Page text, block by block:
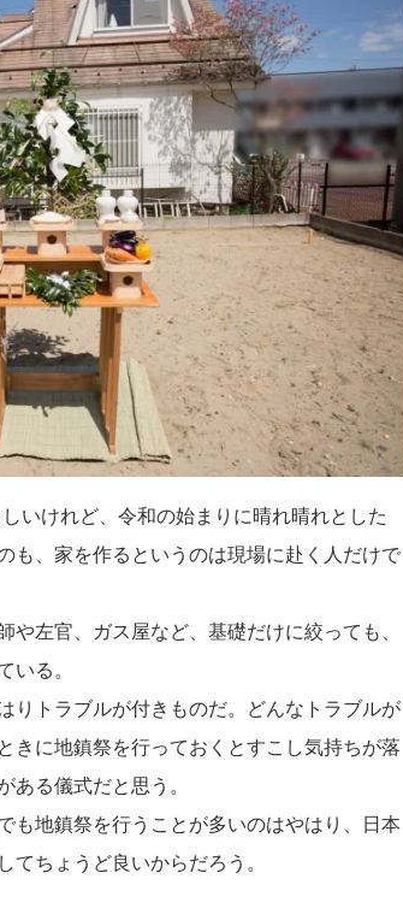
いけれど、令和の始まりに晴れ晴れとした
も、家を作るというのは現場に赴く人だけで
左官、ガス屋など、基礎だけに絞っても、
いる。
りトラブルが付きものだ。どんなトラブルが
きに地鎮祭を行っておくとすこし気持ちが落
る儀式だと思う。
も地鎮祭を行うことが多いのはやはり、日本
てちょうど良いからだろう。